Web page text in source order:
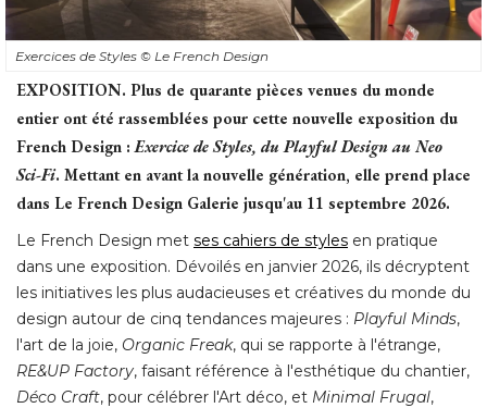
Exercices de Styles © Le French Design
EXPOSITION. Plus de quarante pièces venues du monde
entier ont été rassemblées pour cette nouvelle exposition du
French Design : Exercice de Styles, du Playful Design au Neo
Sci-Fi. Mettant en avant la nouvelle génération, elle prend place
dans Le French Design Galerie jusqu'au 11 septembre 2026.
Le French Design met ses cahiers de styles en pratique
dans une exposition. Dévoilés en janvier 2026, ils décryptent
les initiatives les plus audacieuses et créatives du monde du
design autour de cinq tendances majeures : Playful Minds,
l'art de la joie, Organic Freak, qui se rapporte à l'étrange,
RE&UP Factory, faisant référence à l'esthétique du chantier,
Déco Craft, pour célébrer l'Art déco, et Minimal Frugal,